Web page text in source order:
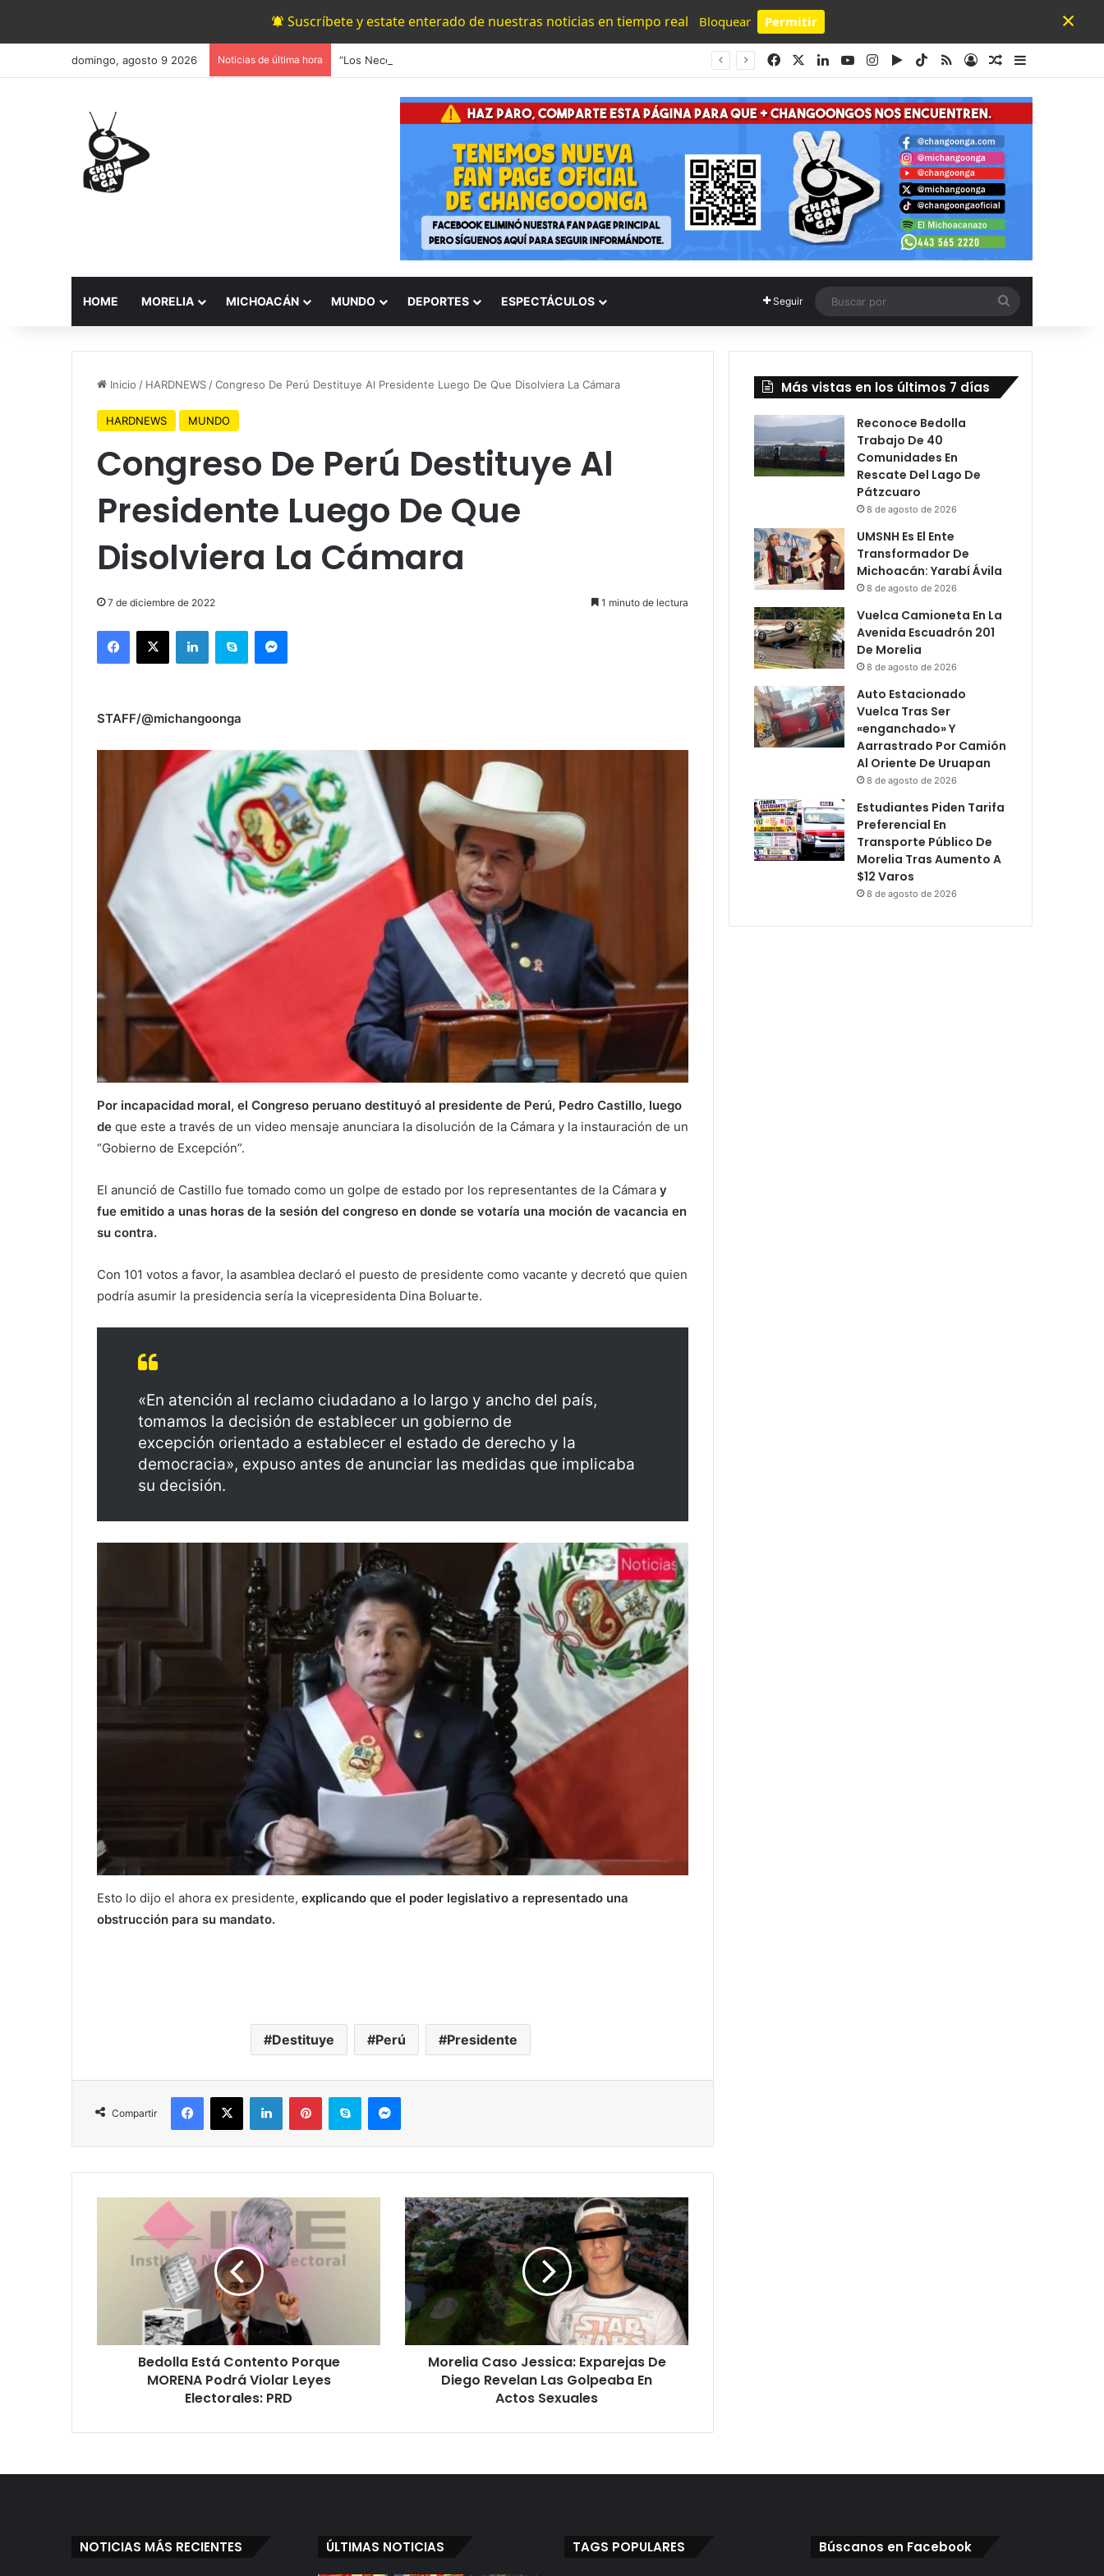
Suscríbete y estate enterado de nuestras noticias en tiempo real Bloquear Permitir
Powered by SendPulse
×
domingo, agosto 9 2026 Noticias de última hora FacebookLinkedInYouTubeInstagram
Google Play
TikTok
RSSAccesoPublicación al
Barra lateral
HOME MORELIA MICHOACÁN MUNDO DEPORTES ESPECTÁCULOS Seguir
por
Inicio / HARDNEWS /Congreso De Perú Destituye Al Presidente Luego De Que Disolviera La Cámara
HARDNEWS MUNDO
Congreso De Perú Destituye Al
Presidente Luego De Que
Disolviera La Cámara
7 de diciembre de 2022 1 minuto de lectura
Facebook
X LinkedInSkype Messenger
STAFF/@michangoonga
Por incapacidad moral, el Congreso peruano destituyó al presidente de Perú, Pedro Castillo, luego
de que este a través de un video mensaje anunciara la disolución de la Cámara y la instauración de un
“Gobierno de Excepción”.
El anunció de Castillo fue tomado como un golpe de estado por los representantes de la Cámara y
fue emitido a unas horas de la sesión del congreso en donde se votaría una moción de vacancia en
su contra.
Con 101 votos a favor, la asamblea declaró el puesto de presidente como vacante y decretó que quien
podría asumir la presidencia sería la vicepresidenta Dina Boluarte.
«En atención al reclamo ciudadano a lo largo y ancho del país,
tomamos la decisión de establecer un gobierno de
excepción orientado a establecer el estado de derecho y la
democracia», expuso antes de anunciar las medidas que implicaba
su decisión.
Esto lo dijo el ahora ex presidente, explicando que el poder legislativo a representado una
obstrucción para su mandato.
Destituye Perú Presidente
Compartir
Facebook
X LinkedInPinterestSkype Messenger
Contento
Porque
Electorales:
Bedolla Está Contento Porque
MORENA Podrá Violar Leyes
Electorales: PRD
Morelia
Caso
Jessica:
Exparejas
De
Diego
Revelan
Las
Golpeaba
Morelia Caso Jessica: Exparejas De
Diego Revelan Las Golpeaba En
Actos Sexuales
Más vistas en los últimos 7 días
Reconoce Bedolla
Trabajo De 40
Comunidades En
Rescate Del Lago De
Pátzcuaro
8 de agosto de 2026
UMSNH Es El Ente
Transformador De
Michoacán: Yarabí Ávila
8 de agosto de 2026
Vuelca Camioneta En La
Avenida Escuadrón 201
De Morelia
8 de agosto de 2026
Auto Estacionado
Vuelca Tras Ser
«enganchado» Y
Aarrastrado Por Camión
Al Oriente De Uruapan
8 de agosto de 2026
Estudiantes Piden Tarifa
Preferencial En
Transporte Público De
Morelia Tras Aumento A
$12 Varos
8 de agosto de 2026
NOTICIAS MÁS RECIENTES ÚLTIMAS NOTICIAS TAGS POPULARES Búscanos en Facebook